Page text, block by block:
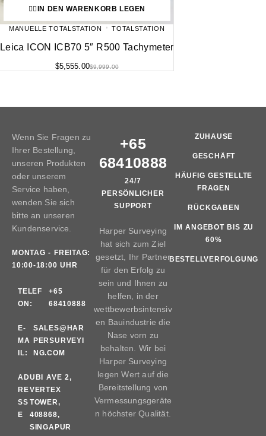
IN DEN WARENKORB LEGEN
MANUELLE TOTALSTATION TOTALSTATION
Leica ICON ICB70 5″ R500 Tachymeter
$9,999.00
$5,555.00
Wenn Sie Fragen zu
Ihrer Bestellung,
unseren Produkten
oder unserem
Service haben,
wenden Sie sich
bitte an unseren
Kundenservice.
MONTAG - FREITAG:
10:00-18:00 UHR
TELEF
ON:
+65
68410888
E-
MA
IL:
SALES@HAR
PERSURVEYI
NG.COM
AD
RE
SS
E
UBI AVE 2,
VERTEX
TOWER,
408868,
SINGAPUR
+65
68410888
24/7
PERSÖNLICHER
SUPPORT
Harper Surveying
hat sich zum Ziel
gesetzt, Ihr Partner
für den Erfolg zu
sein und Ihnen zu
helfen, in der
wettbewerbsintensiv
en Bauindustrie die
Nase vorn zu
behalten. Wir bei
Harper Surveying
legen Wert auf die
Bereitstellung von
Vermessungsgeräte
n höchster Qualität.
ZUHAUSE
GESCHÄFT
HÄUFIG GESTELLTE
FRAGEN
RÜCKGABEN
IM ANGEBOT BIS ZU
60%
BESTELLVERFOLGUNG